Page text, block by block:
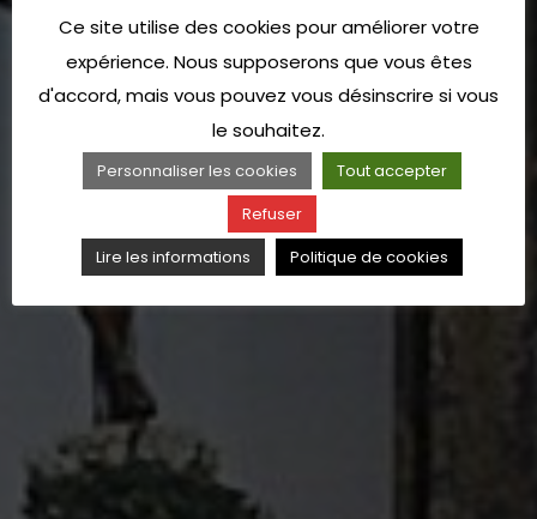
Ce site utilise des cookies pour améliorer votre
expérience. Nous supposerons que vous êtes
d'accord, mais vous pouvez vous désinscrire si vous
le souhaitez.
Personnaliser les cookies
Tout accepter
Refuser
Lire les informations
Politique de cookies